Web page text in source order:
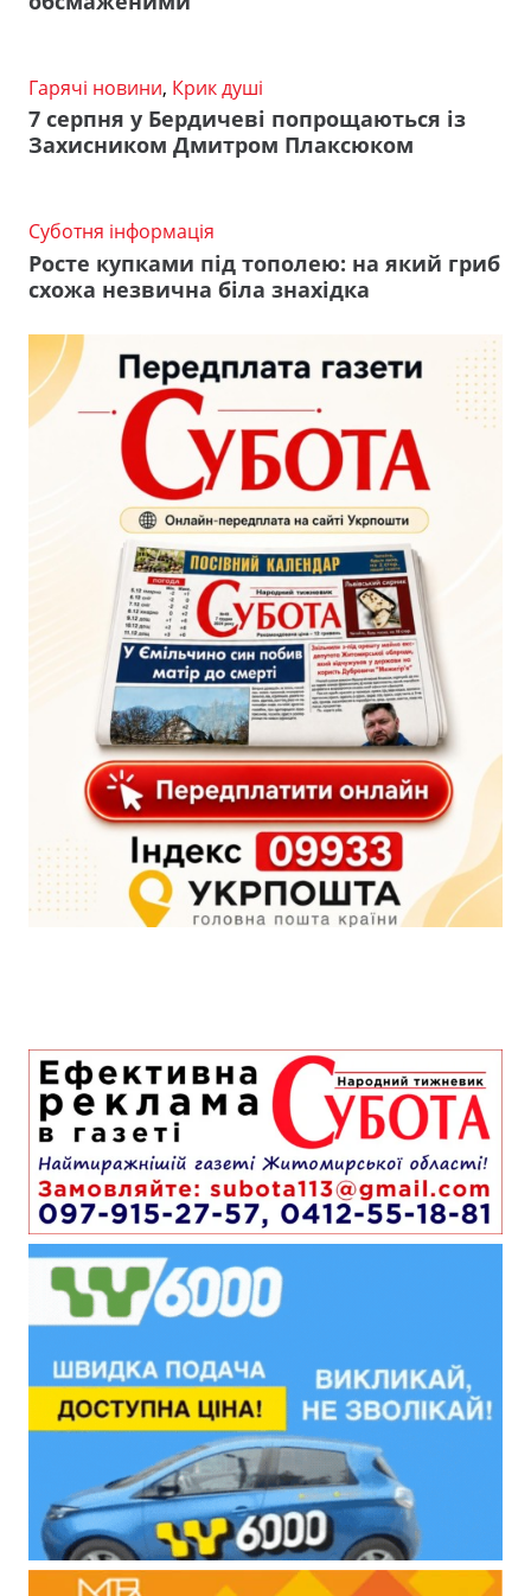
Гарячі новини, Крик душі
7 серпня у Бердичеві попрощаються із
Захисником Дмитром Плаксюком
Суботня інформація
Росте купками під тополею: на який гриб
схожа незвична біла знахідка